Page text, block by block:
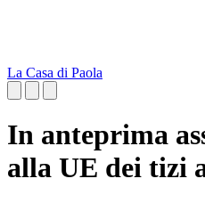
La Casa di Paola
In anteprima
alla UE dei tizi